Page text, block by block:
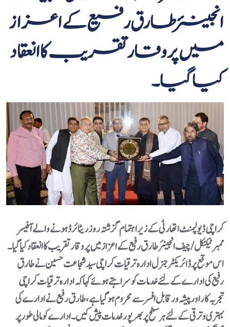
انجینئر طارق رفیع کے اعزاز
میں پروقار تقریب کا انعقاد
کیا گیا۔
کراچی ڈیولپمنٹ اتھارٹی کے زیر اہتمام گزشتہ روز ریٹائرڈ ہونے والے آفیسر
ممبر ٹیکنیکل/ چیف انجینئر طارق رفیع کے اعزاز میں پروقار تقریب کا انعقاد کیا گیا۔
اس موقع پر ڈائریکٹر جنرل ادارہ ترقیات کراچی سید شجاعت حسین نے طارق
رفیع کی ادارے کے لئے خدمات کو سراہتے ہوئے کہا کہ ادارہ ترقیات کراچی
تجربہ کار اورپیشہ ور قابل افسر سے محروم ہوگیاہے،طارق رفیع نے ادارے کی
بہتری و ترقی کے لئے ہر سطح پر بھرپور خدمات پیش کیں۔ ادارے کو مالی طور پر